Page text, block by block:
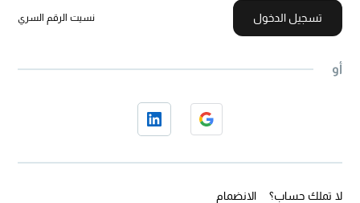
تسجيل الدخول نسيت الرقم السري
أو
لا تملك حساب؟ الانضمام